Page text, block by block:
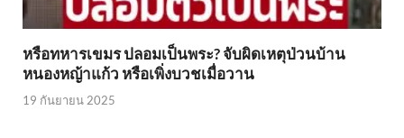
หรือทหารเขมร ปลอมเป็นพระ? จับผิดเหตุป่วนบ้าน
หนองหญ้าแก้ว หรือเพิ่งบวชเมื่อวาน
19 กันยายน 2025